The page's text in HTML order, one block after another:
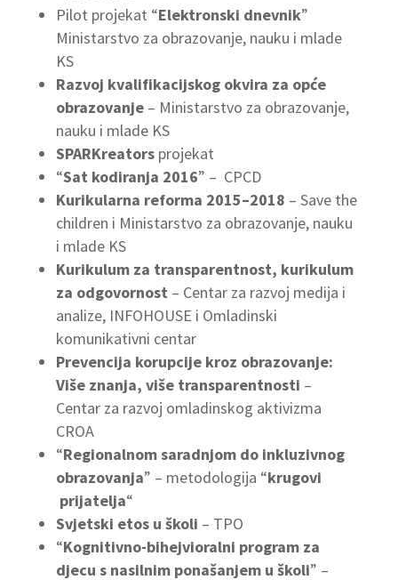
Pilot projekat “Elektronski dnevnik”
Ministarstvo za obrazovanje, nauku i mlade
KS
Razvoj kvalifikacijskog okvira za opće
obrazovanje– Ministarstvo za obrazovanje,
nauku i mlade KS
SPARKreatorsprojekat
“Sat kodiranja 2016” – CPCD
Kurikularna reforma 2015–2018 – Save the
children i Ministarstvo za obrazovanje, nauku
i mlade KS
Kurikulum za transparentnost, kurikulum
za odgovornost – Centar za razvoj medija i
analize, INFOHOUSE i Omladinski
komunikativni centar
Prevencija korupcije kroz obrazovanje:
Više znanja, više transparentnosti –
Centar za razvoj omladinskog aktivizma
CROA
“Regionalnom saradnjom do inkluzivnog
obrazovanja” – metodologija “krugovi
prijatelja“
Svjetski etos u školi – TPO
“Kognitivno-bihejvioralni program za
djecu s nasilnim ponašanjem u školi” –